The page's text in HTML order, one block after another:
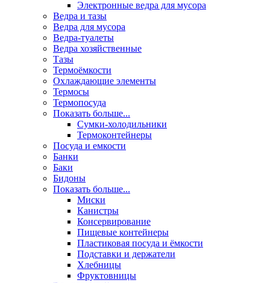
Электронные ведра для мусора
Ведра и тазы
Ведра для мусора
Ведра-туалеты
Ведра хозяйственные
Тазы
Термоёмкости
Охлаждающие элементы
Термосы
Термопосуда
Показать больше...
Сумки-холодильники
Термоконтейнеры
Посуда и емкости
Банки
Баки
Бидоны
Показать больше...
Миски
Канистры
Консервирование
Пищевые контейнеры
Пластиковая посуда и ёмкости
Подставки и держатели
Хлебницы
Фруктовницы